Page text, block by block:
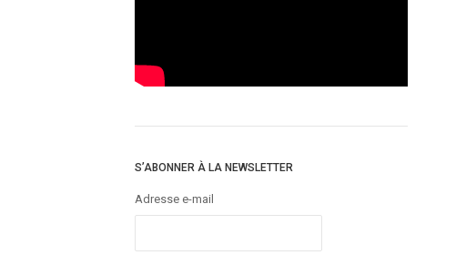
S’ABONNER À LA NEWSLETTER
Adresse e-mail